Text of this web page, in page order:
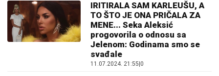
IRITIRALA SAM KARLEUŠU, A
TO ŠTO JE ONA PRIČALA ZA
MENE... Seka Aleksić
progovorila o odnosu sa
Jelenom: Godinama smo se
svađale
11.07.2024. 21:55 0